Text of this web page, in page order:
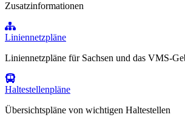
Zusatzinformationen
Liniennetzpläne
Liniennetzpläne für Sachsen und das VMS-
Haltestellenpläne
Übersichtspläne von wichtigen Haltestellen